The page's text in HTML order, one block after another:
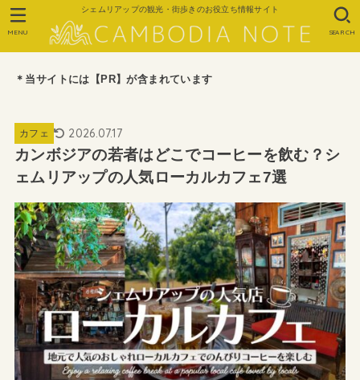
シェムリアップの観光・街歩きのお役立ち情報サイト
SEARCH
MENU
＊当サイトには【PR】が含まれています
カフェ 2026.07.17
カンボジアの若者はどこでコーヒーを飲む？シ
ェムリアップの人気ローカルカフェ7選